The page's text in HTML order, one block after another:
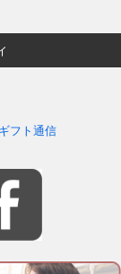
フト通信